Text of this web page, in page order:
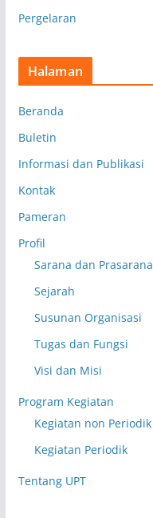
Pergelaran
Halaman
Beranda
Buletin
Informasi dan Publikasi
Kontak
Pameran
Profil
Sarana dan Prasarana
Sejarah
Susunan Organisasi
Tugas dan Fungsi
Visi dan Misi
Program Kegiatan
Kegiatan non Periodik
Kegiatan Periodik
Tentang UPT